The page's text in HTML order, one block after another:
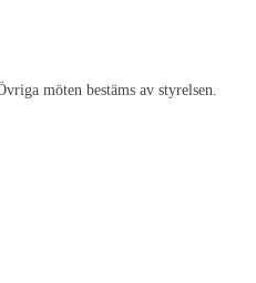
möten bestäms av styrelsen.